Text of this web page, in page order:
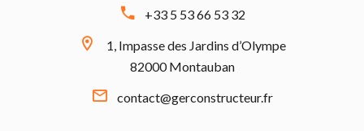
+33 5 53 66 53 32
1, Impasse des Jardins d’Olympe
82000 Montauban
contact@gerconstructeur.fr